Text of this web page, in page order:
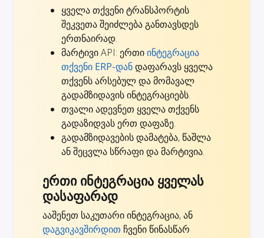
ყველა თქვენი ტრანსპორტის
შეკვეთა შეიძლება განთავსდეს
ერთნაირად.
მარტივი API: ერთიინტეგრაცია
თქვენი ERP-დანდაფარავს ყველა
თქვენს არსებულ და მომავალ
გადამზიდავის ინტეგრაციებს.
თვალი ადევნეთ ყველა თქვენს
გადაზიდვას ერთ დაფაზე.
გადამზიდავების დამატება, წაშლა
ან შეცვლა სწრაფი და მარტივია.
ერთი ინტეგრაცია ყველას
დასაფარად
ააშენეთ საკუთარი ინტეგრაცია, ან
დაგვიკავშირდით ჩვენი წინასწარ